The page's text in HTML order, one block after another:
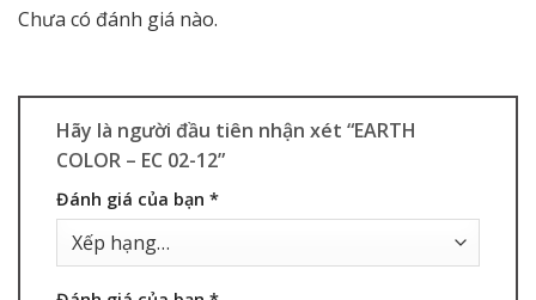
Chưa có đánh giá nào.
Hãy là người đầu tiên nhận xét “EARTH
COLOR – EC 02-12”
Đánh giá của bạn *